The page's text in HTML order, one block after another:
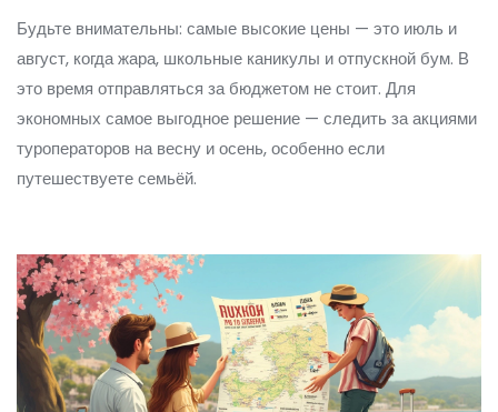
Будьте внимательны: самые высокие цены — это июль и
август, когда жара, школьные каникулы и отпускной бум. В
это время отправляться за бюджетом не стоит. Для
экономных самое выгодное решение — следить за акциями
туроператоров на весну и осень, особенно если
путешествуете семьёй.